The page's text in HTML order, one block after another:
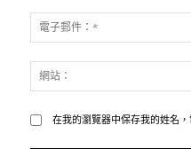
論：
在我的瀏覽器中保存我的姓名